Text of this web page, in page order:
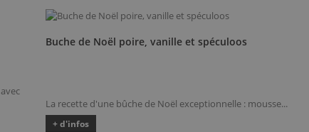
Buche de Noël poire, vanille et spéculoos
La recette d'une bûche de Noël exceptionnelle : mousse...
+ d'infos